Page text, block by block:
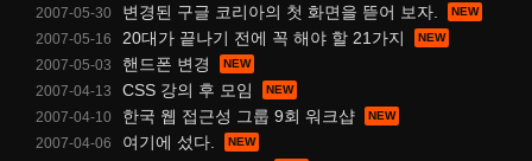
2007-05-30 변경된 구글 코리아의 첫 화면을 뜯어 보자.
2007-05-16 20대가 끝나기 전에 꼭 해야 할 21가지
2007-05-03 핸드폰 변경
2007-04-13 CSS 강의 후 모임
2007-04-10 한국 웹 접근성 그룹 9회 워크샵
2007-04-06 여기에 섰다.